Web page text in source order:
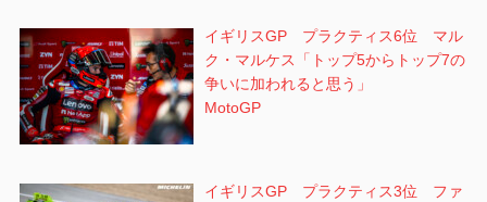
イギリスGP プラクティス6位 マル
ク・マルケス「トップ5からトップ7の
争いに加われると思う」
MotoGP
イギリスGP プラクティス3位 ファ